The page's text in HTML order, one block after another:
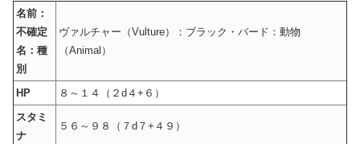
名前：
不確定
名：種
別
ヴァルチャー（Vulture）：ブラック・バード：動物
（Animal）
HP
８～１４（２d４+６）
スタミ
ナ
５６～９８（７d７+４９）